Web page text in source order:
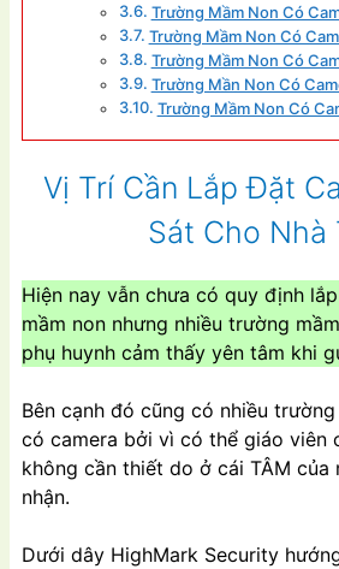
Trường Mầm Non Có
Trường Mầm Non Có
Trường Mầm Non Có
Trường Mần Non Có
Trường Mầm Non Có
Vị Trí Cần Lắp Đặt
Sát Cho Nhà
Hiện nay vẫn chưa có quy định
mầm non nhưng nhiều trường
phụ huynh cảm thấy yên tâm khi
Bên cạnh đó cũng có nhiều
có camera bởi vì có thể giáo viên
không cần thiết do ở cái TÂM của
nhận.
Dưới dây HighMark Security